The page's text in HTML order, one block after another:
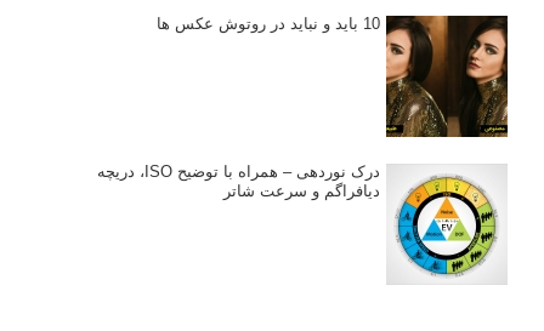
10 باید و نباید در روتوش عکس ها
درک نوردهی – همراه با توضیح ISO، دریچه
دیافراگم و سرعت شاتر